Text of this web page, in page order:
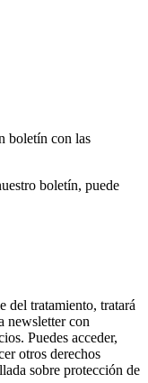
boletín con las
boletín, puede
tratamiento, tratará
newsletter con
Puedes acceder,
otros derechos
sobre protección de